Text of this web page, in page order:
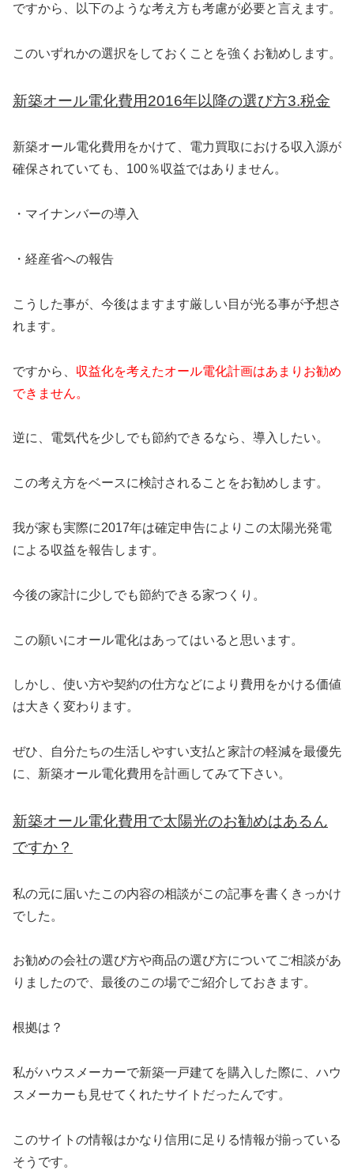
ですから、以下のような考え方も考慮が必要と言えます。
このいずれかの選択をしておくことを強くお勧めします。
新築オール電化費用2016年以降の選び方3.税金
新築オール電化費用をかけて、電力買取における収入源が
確保されていても、100％収益ではありません。
・マイナンバーの導入
・経産省への報告
こうした事が、今後はますます厳しい目が光る事が予想さ
れます。
ですから、 収益化を考えたオール電化計画はあまりお勧め
できません。
逆に、電気代を少しでも節約できるなら、導入したい。
この考え方をベースに検討されることをお勧めします。
我が家も実際に2017年は確定申告によりこの太陽光発電
による収益を報告します。
今後の家計に少しでも節約できる家つくり。
この願いにオール電化はあってはいると思います。
しかし、使い方や契約の仕方などにより費用をかける価値
は大きく変わります。
ぜひ、自分たちの生活しやすい支払と家計の軽減を最優先
に、新築オール電化費用を計画してみて下さい。
新築オール電化費用で太陽光のお勧めはあるん
ですか？
私の元に届いたこの内容の相談がこの記事を書くきっかけ
でした。
お勧めの会社の選び方や商品の選び方についてご相談があ
りましたので、最後のこの場でご紹介しておきます。
根拠は？
私がハウスメーカーで新築一戸建てを購入した際に、ハウ
スメーカーも見せてくれたサイトだったんです。
このサイトの情報はかなり信用に足りる情報が揃っている
そうです。